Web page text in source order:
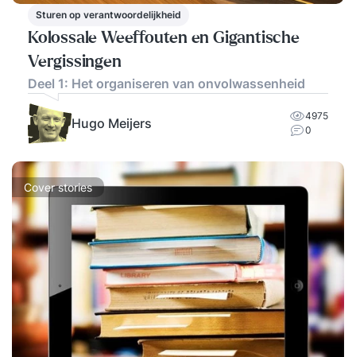
Sturen op verantwoordelijkheid
Kolossale Weeffouten en Gigantische
Vergissingen
Deel 1: Het organiseren van onvolwassenheid
Hugo Meijers
4975
0
Cover stories